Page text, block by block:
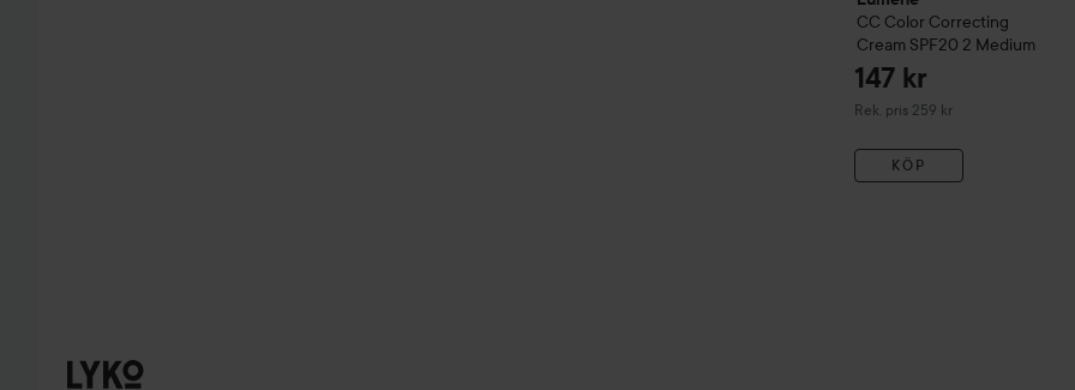
CC Color Correcting
Cream SPF20 2 Medium
147 kr
Rek. pris 259 kr
Rekommenderat pris 259 kr
KÖP